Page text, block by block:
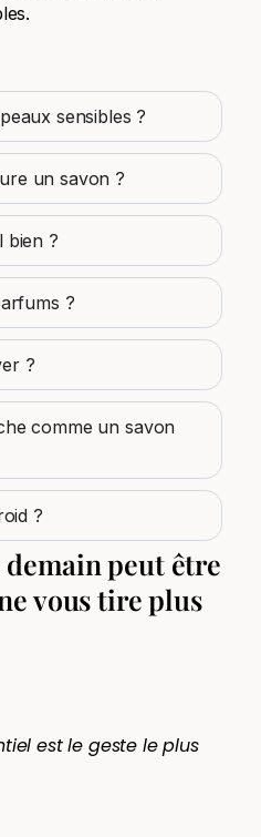
sensibles ?
un savon ?
bien ?
?
?
comme un savon
?
peut être
vous tire plus
est le geste le plus